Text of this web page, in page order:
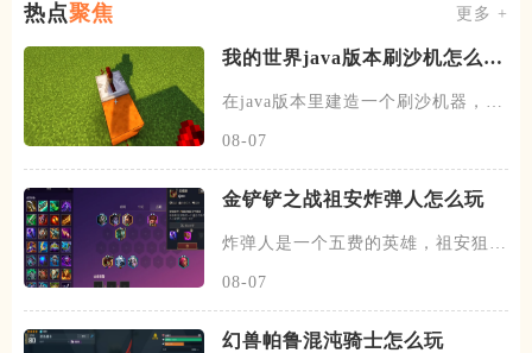
热点聚焦 更多 +
我的世界java版本刷沙机怎么建
在java版本里建造一个刷沙机器，首
08-07
金铲铲之战祖安炸弹人怎么玩
炸弹人是一个五费的英雄，祖安狙神
08-07
幻兽帕鲁混沌骑士怎么玩